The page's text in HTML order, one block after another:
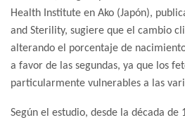
Health Institute en Ako (Japón),
and Sterility, sugiere que el cambio
alterando el porcentaje de
a favor de las segundas, ya que los
particularmente vulnerables a las
Según el estudio, desde la década de